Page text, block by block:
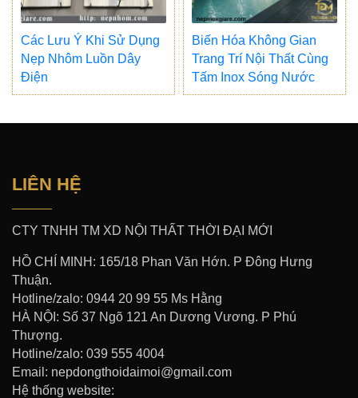
Các Lưu Ý Khi Sử Dụng
Nẹp Nhôm Luồn Dây
Điện
Biến Hóa Không Gian
Trang Trí Nội Thất Cùng
Tấm Inox Sóng Nước
LIÊN HỆ
CTY TNHH TM XD NỘI THẤT THỜI ĐẠI MỚI
HỒ CHÍ MINH: 165/18 Phan Văn Hớn. P Đông Hưng
Thuận.
Hotline/zalo: 0944 20 99 55 Ms Hằng
HÀ NỘI: Số 37 Ngõ 121 An Dương Vương. P Phú
Thượng.
Hotline/zalo: 039 555 4004
Email: nepdongthoidaimoi@gmail.com
Hệ thống website: